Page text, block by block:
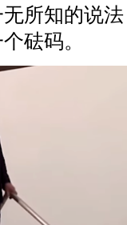
所知的说
砝码。